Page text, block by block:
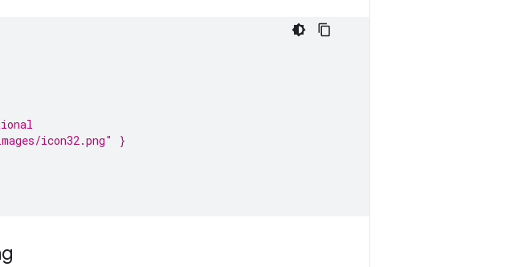
icon32.png" }